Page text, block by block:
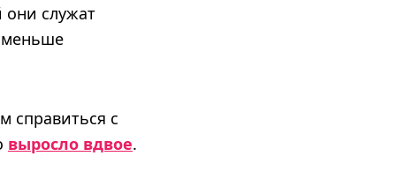
они служат
меньше
справиться с
выросло вдвое.